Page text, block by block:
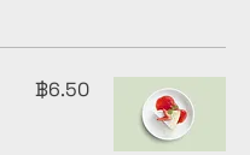
฿6.50